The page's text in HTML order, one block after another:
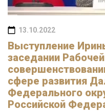
13.10.2022
Выступление
заседании
сфере развития
Федерального
Российской